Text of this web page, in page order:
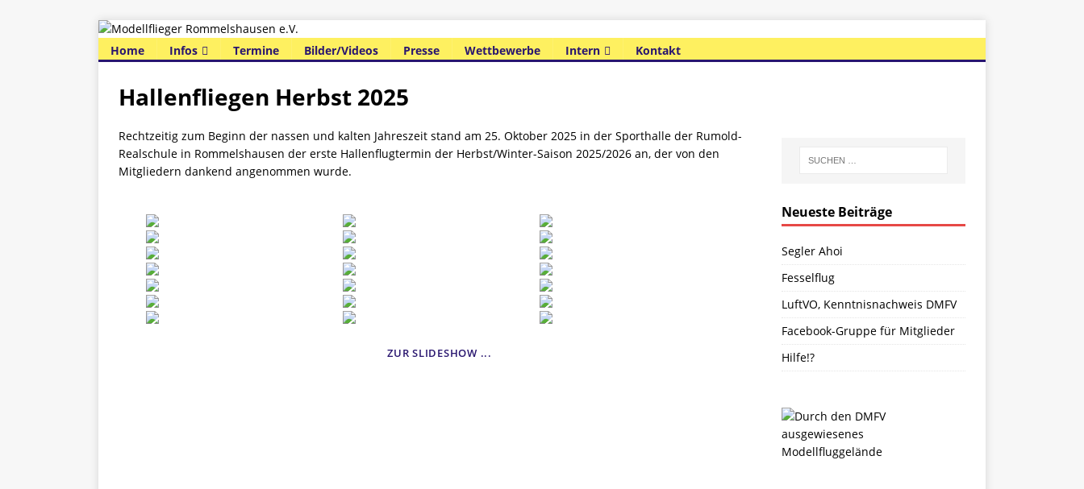
Home Infos Termine Bilder/Videos Presse Wettbewerbe Intern Kontakt
Hallenfliegen Herbst 2025
Rechtzeitig zum Beginn der nassen und kalten Jahreszeit stand am 25. Oktober 2025 in der Sporthalle der Rumold-
Realschule in Rommelshausen der erste Hallenflugtermin der Herbst/Winter-Saison 2025/2026 an, der von den
Mitgliedern dankend angenommen wurde.
ZUR SLIDESHOW ...
Neueste Beiträge
Segler Ahoi
Fesselflug
LuftVO, Kenntnisnachweis DMFV
Facebook-Gruppe für Mitglieder
Hilfe!?